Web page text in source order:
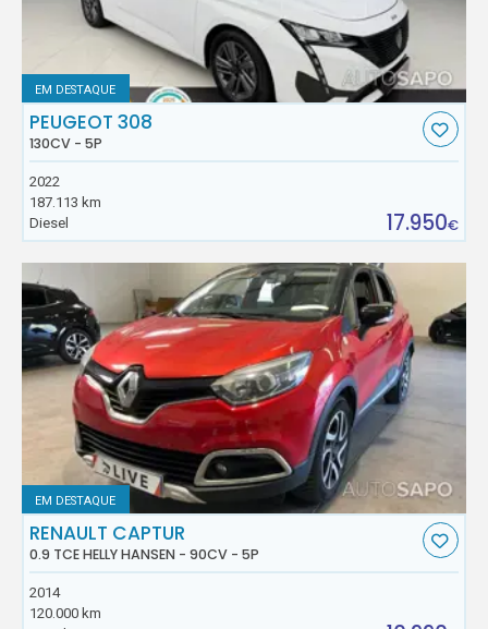
EM DESTAQUE
PEUGEOT 308
130CV - 5P
2022
187.113 km
Diesel
17.950€
EM DESTAQUE
RENAULT CAPTUR
0.9 TCE HELLY HANSEN - 90CV - 5P
2014
120.000 km